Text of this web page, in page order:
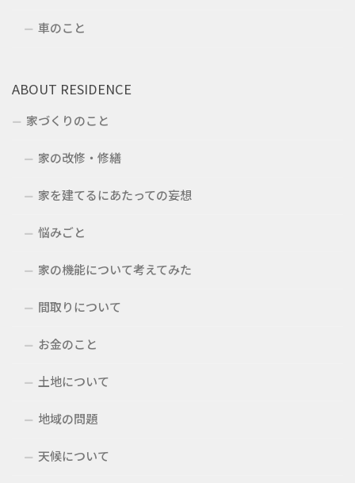
車のこと
ABOUT RESIDENCE
家づくりのこと
家の改修・修繕
家を建てるにあたっての妄想
悩みごと
家の機能について考えてみた
間取りについて
お金のこと
土地について
地域の問題
天候について